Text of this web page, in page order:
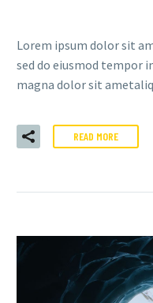
Lorem ipsum dolor sit
sed do eiusmod tempor
magna dolor sit
READ MORE